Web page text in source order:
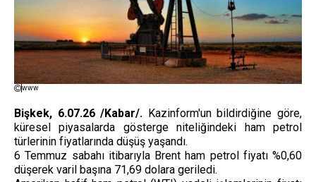
www
Bişkek, 6.07.26 /Kabar/. Kazinform'un bildirdiğine göre,
küresel piyasalarda gösterge niteliğindeki ham petrol
türlerinin fiyatlarında düşüş yaşandı.
6 Temmuz sabahı itibarıyla Brent ham petrol fiyatı %0,60
düşerek varil başına 71,69 dolara geriledi.